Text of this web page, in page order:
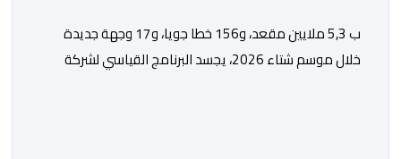
ب 5,3 ملايين مقعد، و156 خطا جويا، و17 وجهة جديدة
خلال موسم شتاء 2026، يجسد البرنامج القياسي لشركة